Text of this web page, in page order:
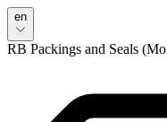
en
RB Packings and Seals